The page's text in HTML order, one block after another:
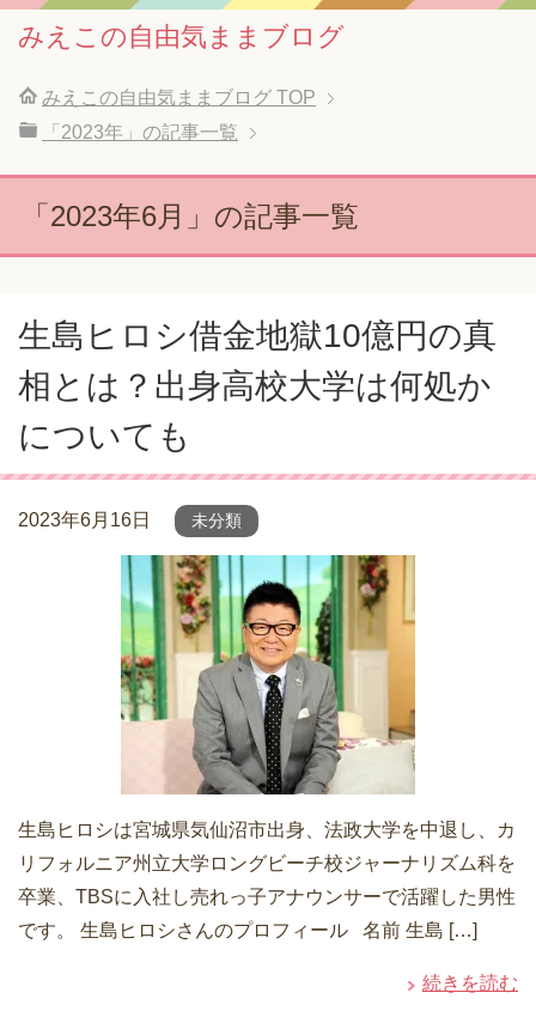
みえこの自由気ままブログ
みえこの自由気ままブログ TOP
「2023年」の記事一覧
「2023年6月」の記事一覧
生島ヒロシ借金地獄10億円の真
相とは？出身高校大学は何処か
についても
2023年6月16日 未分類
生島ヒロシは宮城県気仙沼市出身、法政大学を中退し、カ
リフォルニア州立大学ロングビーチ校ジャーナリズム科を
卒業、TBSに入社し売れっ子アナウンサーで活躍した男性
です。 生島ヒロシさんのプロフィール 名前 生島 […]
続きを読む